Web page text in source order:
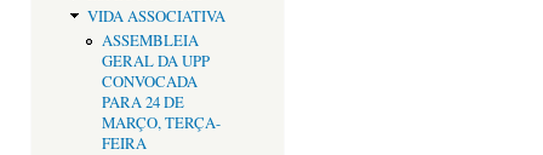
VIDA ASSOCIATIVA
ASSEMBLEIA
GERAL DA UPP
CONVOCADA
PARA 24 DE
MARÇO, TERÇA-
FEIRA